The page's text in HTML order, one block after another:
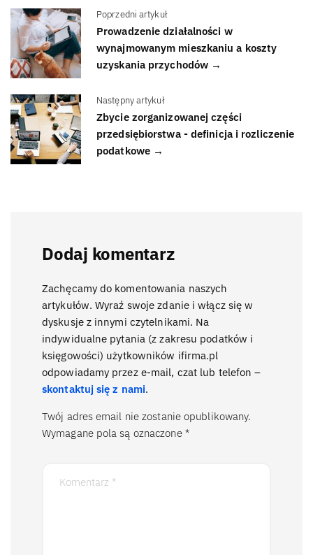
Poprzedni artykuł
Prowadzenie działalności w
wynajmowanym mieszkaniu a koszty
uzyskania przychodów →
Następny artykuł
Zbycie zorganizowanej części
przedsiębiorstwa - definicja i rozliczenie
podatkowe →
Dodaj komentarz
Zachęcamy do komentowania naszych
artykułów. Wyraź swoje zdanie i włącz się w
dyskusje z innymi czytelnikami. Na
indywidualne pytania (z zakresu podatków i
księgowości) użytkowników ifirma.pl
odpowiadamy przez e-mail, czat lub telefon –
skontaktuj się z nami.
Twój adres email nie zostanie opublikowany.
Wymagane pola są oznaczone *